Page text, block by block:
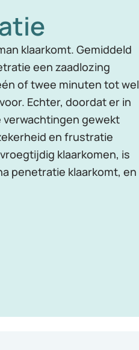
klaarkomt. Gemiddeld
een zaadlozing
of twee minuten tot wel
Echter, doordat er in
verwachtingen gewekt
en frustratie
klaarkomen, is
penetratie klaarkomt, en